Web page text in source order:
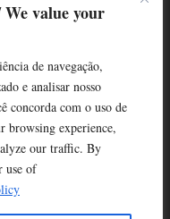
value your
de navegação,
e analisar nosso
concorda com o uso de
browsing experience,
our traffic. By
use of